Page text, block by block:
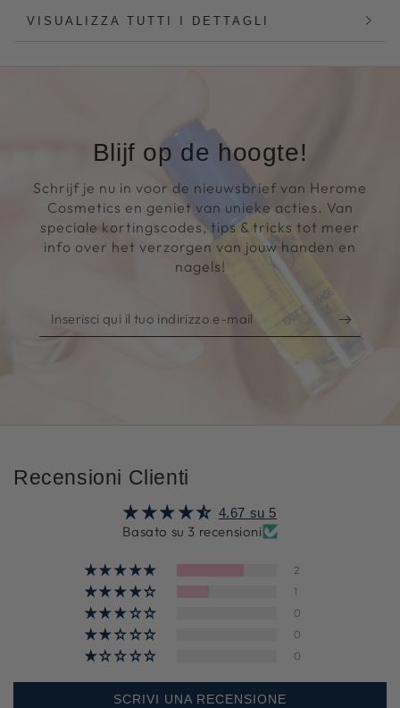
VISUALIZZA TUTTI I DETTAGLI
Blijf op de hoogte!
Schrijf je nu in voor de nieuwsbrief van Herome
Cosmetics en geniet van unieke acties. Van
speciale kortingscodes, tips & tricks tot meer
info over het verzorgen van jouw handen en
nagels!
Inserisci
qui
Recensioni Clienti
4.67 su 5
Basato su 3 recensioni
2
1
0
0
0
SCRIVI UNA RECENSIONE